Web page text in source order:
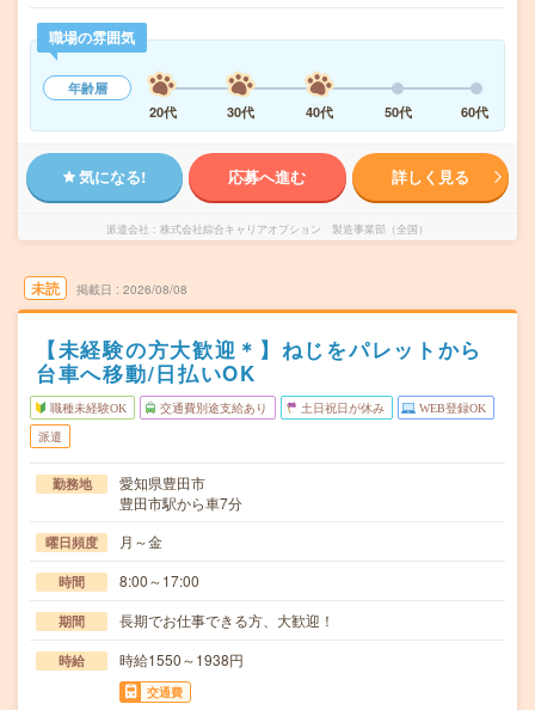
職場の雰囲気
年齢層
20代
30代 40代 50代 60代
気になる! 応募へ進む 詳しく見る
派遣会社 株式会社綜合キャリアオプション 製造事業部（全国）
未読 掲載日 2026/08/08
【未経験の方大歓迎＊】ねじをパレットから
台車へ移動/日払いOK
職種未経験OK 交通費別途支給あり 土日祝日が休み WEB登録OK
派遣
勤務地
愛知県豊田市
豊田市駅から車7分
曜日頻度 月～金
時間 8:00～17:00
期間 長期でお仕事できる方、大歓迎！
時給 時給1550～1938円
交通費